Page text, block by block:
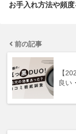
お手入れ方法や頻
前の記事
【
良い